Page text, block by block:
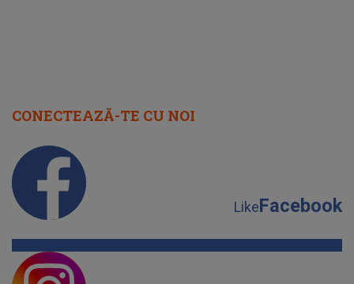
CONECTEAZĂ-TE CU NOI
LikeFacebook